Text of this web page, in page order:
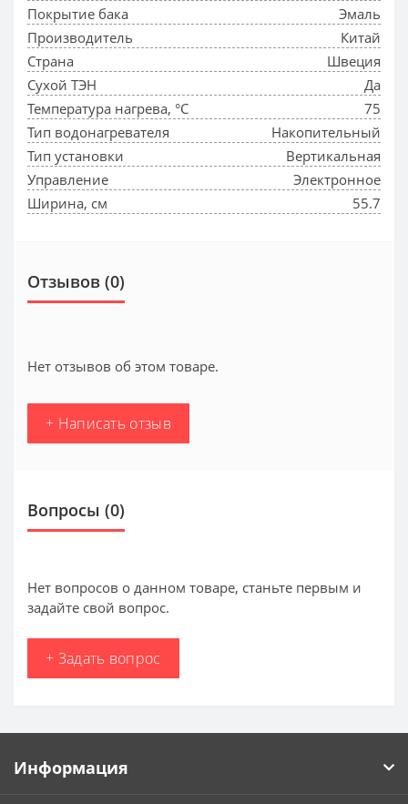
Покрытие бака
Эмаль
Производитель
Китай
Страна
Швеция
Сухой ТЭН
Да
Температура нагрева, °С
75
Тип водонагревателя
Накопительный
Тип установки
Вертикальная
Управление
Электронное
Ширина, см
55.7
Отзывов (0)
Нет отзывов об этом товаре.
+ Написать отзыв
Вопросы (0)
Нет вопросов о данном товаре, станьте первым и
задайте свой вопрос.
+ Задать вопрос
Информация